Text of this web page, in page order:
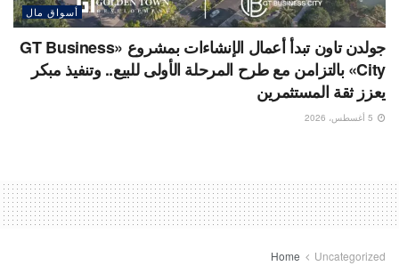
أسواق مال
جولدن تاون تبدأ أعمال الإنشاءات بمشروع «GT Business
City» بالتزامن مع طرح المرحلة الأولى للبيع.. وتنفيذ مبكر
يعزز ثقة المستثمرين
Home Uncategorized